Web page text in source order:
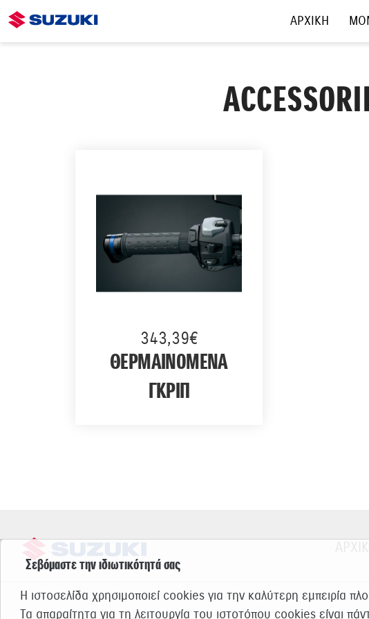
ΑΡΧΙΚΗ
343,39€
ΘΕΡΜΑΙΝΟΜΕΝΑ
ΓΚΡΙΠ
Σεβόμαστε την ιδιωτικότητά σας
Η ιστοσελίδα χρησιμοποιεί cookies για την καλύτερη εμπειρία
Τα απαραίτητα για τη λειτουργία του ιστοτόπου cookies είναι